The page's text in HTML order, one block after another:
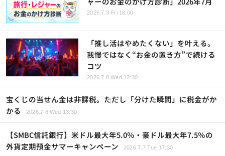
2026.7.3 Fri 18:00
「推し活はやめたくない」を叶える。
我慢ではなく“お金の置き方”で続ける
コツ
2026.7.8 Wed 12:30
宝くじの当せん金は非課税。ただし「分けた瞬間」に税金がか
かる
2026.7.8 Wed 13:30
【SMBC信託銀行】米ドル最大年5.0％・豪ドル最大年7.5％の
外貨定期預金サマーキャンペーン
2026.7.7 Tue 17:30